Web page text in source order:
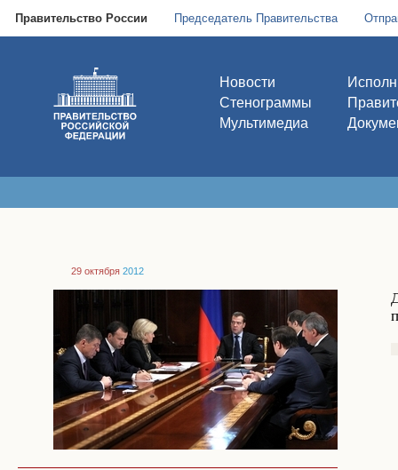
Правительство России Председатель Правительства
Новости
Стенограммы
Мультимедиа
29 октября 2012